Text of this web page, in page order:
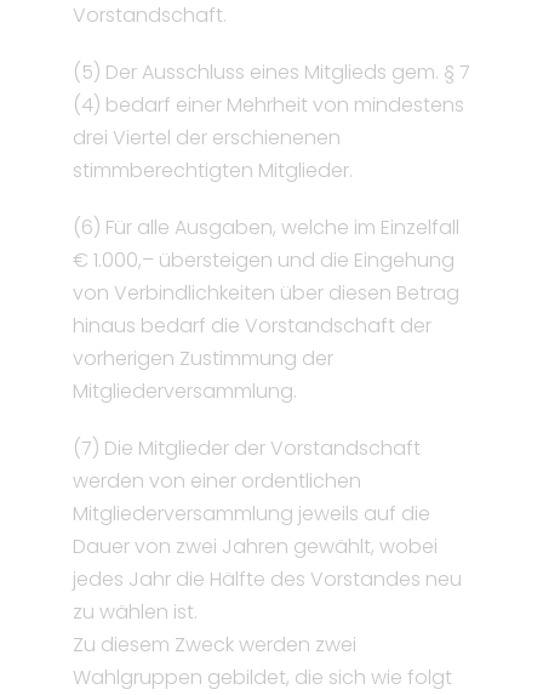
Vorstandschaft.
(5) Der Ausschluss eines Mitglieds gem. § 7
(4) bedarf einer Mehrheit von mindestens
drei Viertel der erschienenen
stimmberechtigten Mitglieder.
(6) Für alle Ausgaben, welche im Einzelfall
€ 1.000,– übersteigen und die Eingehung
von Verbindlichkeiten über diesen Betrag
hinaus bedarf die Vorstandschaft der
vorherigen Zustimmung der
Mitgliederversammlung.
(7) Die Mitglieder der Vorstandschaft
werden von einer ordentlichen
Mitgliederversammlung jeweils auf die
Dauer von zwei Jahren gewählt, wobei
jedes Jahr die Hälfte des Vorstandes neu
zu wählen ist.
Zu diesem Zweck werden zwei
Wahlgruppen gebildet, die sich wie folgt